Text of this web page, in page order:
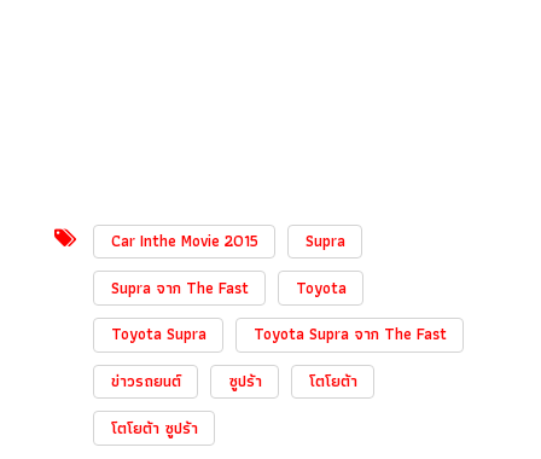
Car Inthe Movie 2015
Supra
Supra จาก The Fast
Toyota
Toyota Supra
Toyota Supra จาก The Fast
ข่าวรถยนต์
ซูปร้า
โตโยต้า
โตโยต้า ซูปร้า